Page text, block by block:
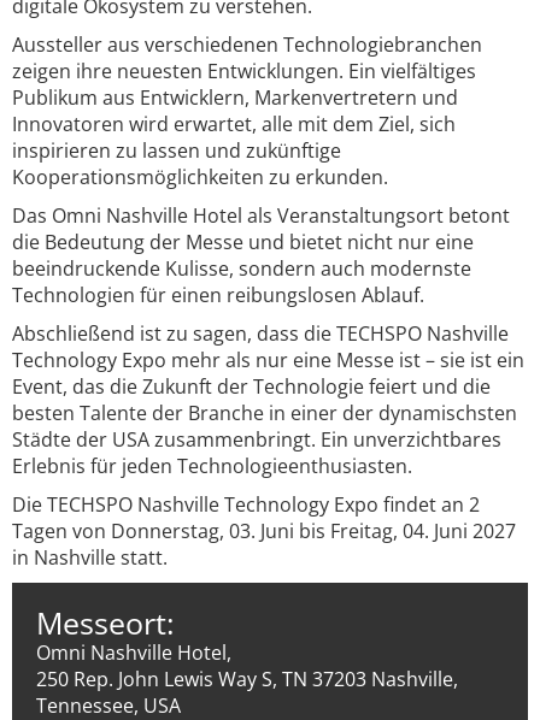
digitale Ökosystem zu verstehen.
Aussteller aus verschiedenen Technologiebranchen
zeigen ihre neuesten Entwicklungen. Ein vielfältiges
Publikum aus Entwicklern, Markenvertretern und
Innovatoren wird erwartet, alle mit dem Ziel, sich
inspirieren zu lassen und zukünftige
Kooperationsmöglichkeiten zu erkunden.
Das Omni Nashville Hotel als Veranstaltungsort betont
die Bedeutung der Messe und bietet nicht nur eine
beeindruckende Kulisse, sondern auch modernste
Technologien für einen reibungslosen Ablauf.
Abschließend ist zu sagen, dass die TECHSPO Nashville
Technology Expo mehr als nur eine Messe ist – sie ist ein
Event, das die Zukunft der Technologie feiert und die
besten Talente der Branche in einer der dynamischsten
Städte der USA zusammenbringt. Ein unverzichtbares
Erlebnis für jeden Technologieenthusiasten.
Die TECHSPO Nashville Technology Expo findet an 2
Tagen von Donnerstag, 03. Juni bis Freitag, 04. Juni 2027
in Nashville statt.
Messeort:
Omni Nashville Hotel,
250 Rep. John Lewis Way S, TN 37203 Nashville,
Tennessee, USA